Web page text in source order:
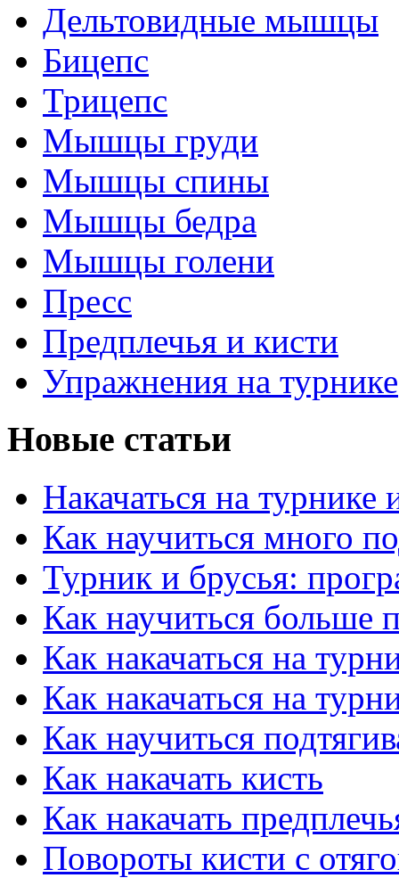
Дельтовидные мышцы
Бицепс
Трицепс
Мышцы груди
Мышцы спины
Мышцы бедра
Мышцы голени
Пресс
Предплечья и кисти
Упражнения на турнике
Новые статьи
Накачаться на турнике
Как научиться много
Турник и брусья:
Как научиться больше
Как накачаться на
Как накачаться на
Как научиться
Как накачать кисть
Как накачать
Повороты кисти с